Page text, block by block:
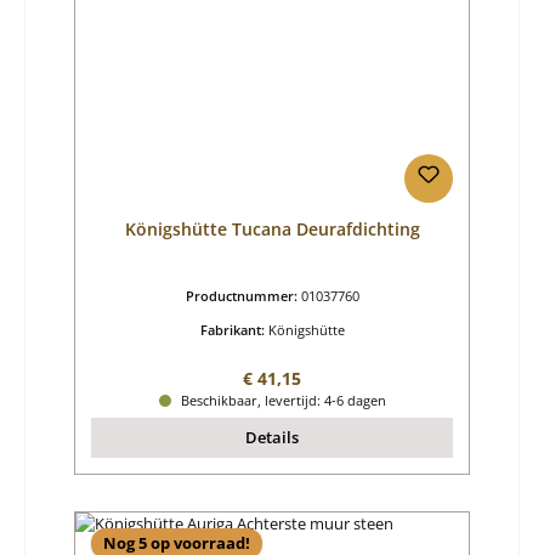
Königshütte Tucana Deurafdichting
Productnummer: 01037760
Fabrikant: Königshütte
Normale prijs:
€ 41,15
Beschikbaar, levertijd: 4-6 dagen
Details
Nog 5 op voorraad!